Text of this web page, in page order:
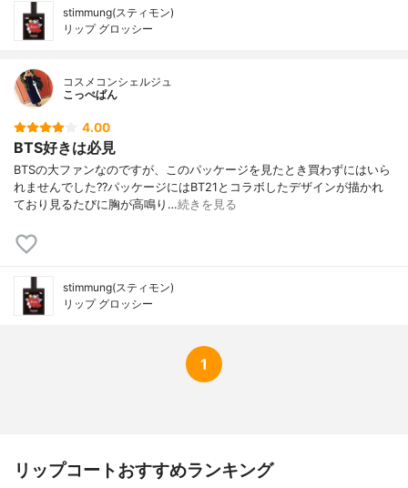
stimmung(スティモン)
リップ グロッシー
コスメコンシェルジュ
こっぺぱん
4.00
BTS好きは必見
BTSの大ファンなのですが、このパッケージを見たとき買わずにはいら
れませんでした??パッケージにはBT21とコラボしたデザインが描かれ
ており見るたびに胸が高鳴り…続きを見る
stimmung(スティモン)
リップ グロッシー
1
リップコートおすすめランキング